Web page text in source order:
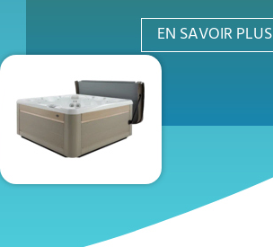
EN SAVOIR PLUS